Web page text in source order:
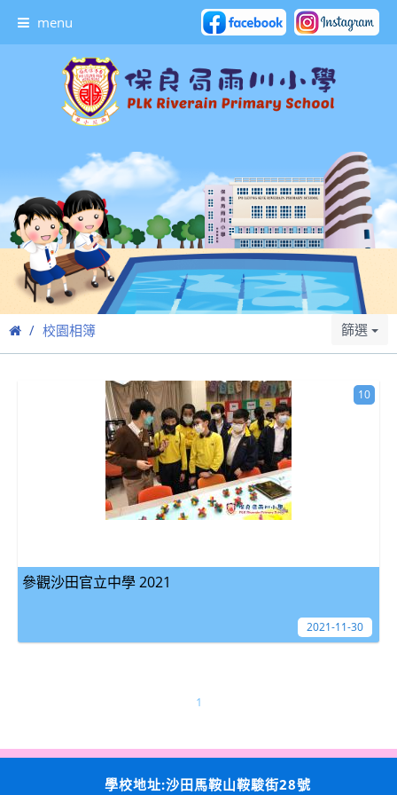
menu
校園相簿 篩選
參觀沙田官立中學 2021
10
2021-11-30
1
學校地址:沙田馬鞍山鞍駿街28號